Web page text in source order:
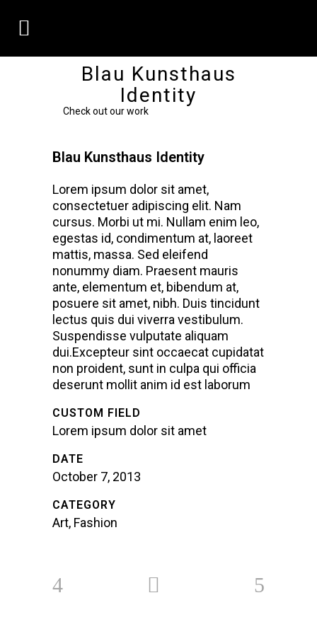
Blau Kunsthaus
Identity
Check out our work
Blau Kunsthaus Identity
Lorem ipsum dolor sit amet,
consectetuer adipiscing elit. Nam
cursus. Morbi ut mi. Nullam enim leo,
egestas id, condimentum at, laoreet
mattis, massa. Sed eleifend
nonummy diam. Praesent mauris
ante, elementum et, bibendum at,
posuere sit amet, nibh. Duis tincidunt
lectus quis dui viverra vestibulum.
Suspendisse vulputate aliquam
dui.Excepteur sint occaecat cupidatat
non proident, sunt in culpa qui officia
deserunt mollit anim id est laborum
CUSTOM FIELD
Lorem ipsum dolor sit amet
DATE
October 7, 2013
CATEGORY
Art, Fashion